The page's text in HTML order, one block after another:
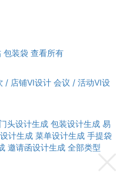
包装袋 查看所有
/ 店铺VI设计 会议 / 活动VI设
门头设计生成 包装设计生成 易
计生成 菜单设计生成 手提袋
邀请函设计生成 全部类型